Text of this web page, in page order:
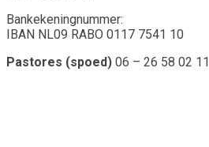
Bankekeningnummer:
IBAN NL09 RABO 0117 7541 10
Pastores (spoed) 06 – 26 58 02 11